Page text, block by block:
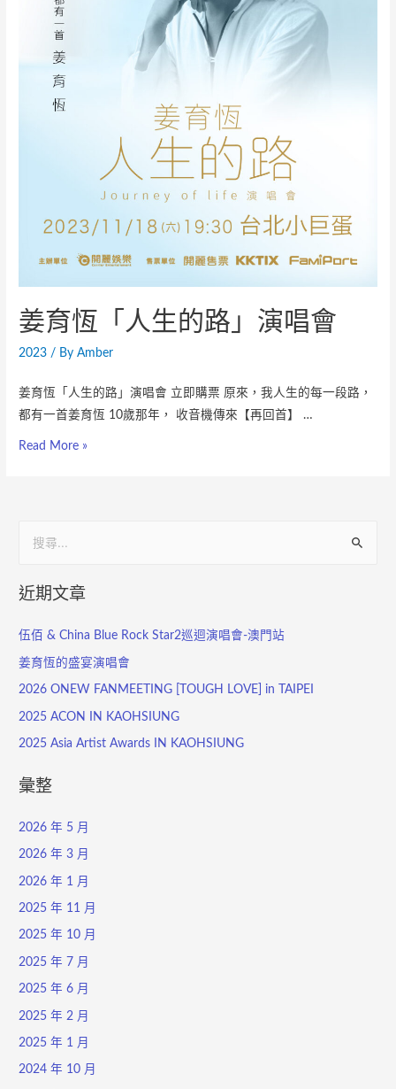
姜育恆「人生的路」演唱會
2023 / ByAmber
姜育恆「人生的路」演唱會 立即購票 原來，我人生的每一段路，
都有一首姜育恆 10歲那年， 收音機傳來【再回首】 …
Read More »
近期文章
伍佰 & China Blue Rock Star2巡迴演唱會-澳門站
姜育恆的盛宴演唱會
2026 ONEW FANMEETING [TOUGH LOVE] in TAIPEI
2025 ACON IN KAOHSIUNG
2025 Asia Artist Awards IN KAOHSIUNG
彙整
2026 年 5 月
2026 年 3 月
2026 年 1 月
2025 年 11 月
2025 年 10 月
2025 年 7 月
2025 年 6 月
2025 年 2 月
2025 年 1 月
2024 年 10 月